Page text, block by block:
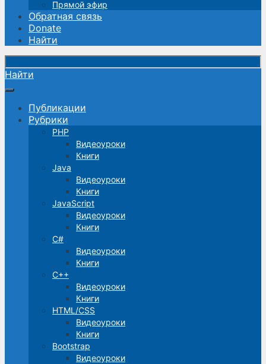
Прямой эфир
Обратная связь
Donate
Найти
Найти
Публикации
Рубрики
PHP
Видеоуроки
Книги
Java
Видеоуроки
Книги
JavaScript
Видеоуроки
Книги
C#
Видеоуроки
Книги
C++
Видеоуроки
Книги
HTML/CSS
Видеоуроки
Книги
Bootstrap
Видеоуроки